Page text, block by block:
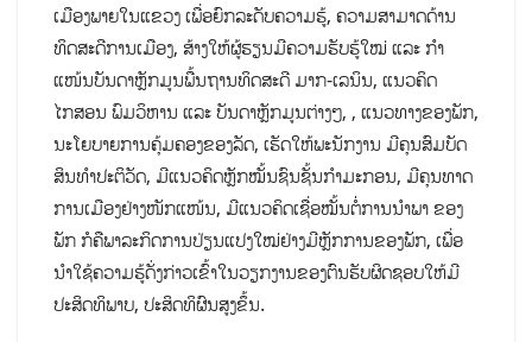
ເມືອງພາຍໃນແຂວງ ເພື່ອຍົກລະດັບຄວາມຮູ້, ຄວາມສາມາດດ້ານ
ທິດສະດີການເມືອງ, ສ້າງໃຫ້ຜູ້ຮຽນມີຄວາມຮັບຮູ້ໃໝ່ ແລະ ກໍາ
ແໜ້ນບັນດາຫຼັກມູນພື້ນຖານທິດສະດີ ມາກ-ເລນິນ, ແນວຄິດ
ໄກສອນ ພົມວິຫານ ແລະ ບັນດາຫຼັກມູນຕ່າງໆ, , ແນວທາງຂອງພັກ,
ນະໂຍບາຍການຄຸ້ມຄອງຂອງລັດ, ເຮັດໃຫ້ພະນັກງານ ມີ​ຄຸນສົມບັດ​
ສິນ​ທໍາ​ປະຕິວັດ, ມີແນວຄິດຫຼັກໝັ້ນຊົນຊັ້ນກໍາມະກອນ, ມີຄຸນທາດ
ການເມືອງຢ່າງໜັກແໜ້ນ, ມີແນວຄິດເຊື່ອໝັ້ນຕໍ່ການນໍາພາ ຂອງ
ພັກ ກໍຄືພາລະກິດການປ່ຽນແປງໃໝ່ຢ່າງມີຫຼັກການຂອງພັກ, ເພື່ອ
ນໍາໃຊ້ຄວາມຮູ້ດັ່ງກ່າວເຂົ້າໃນວຽກງານຂອງຕົນຮັບຜິດຊອບໃຫ້ມີ
ປະສິດທິພາບ, ປະສິດທິຜົນສູງຂຶ້ນ.